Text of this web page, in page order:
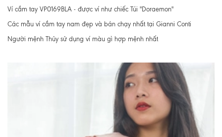
Ví cầm tay VP0169BLA - được ví như chiếc Túi "Doraemon"
Các mẫu ví cầm tay nam đẹp và bán chạy nhất tại Gianni Conti
Người mệnh Thủy sử dụng ví màu gì hợp mệnh nhất